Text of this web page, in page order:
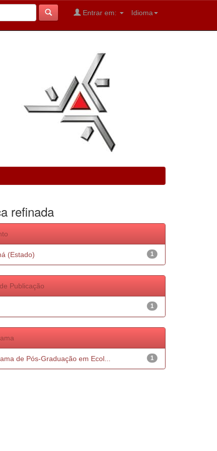
Idioma
Entrar em:
refinada
1
(Estado)
Publicação
1
1
de Pós-Graduação em Ecol...